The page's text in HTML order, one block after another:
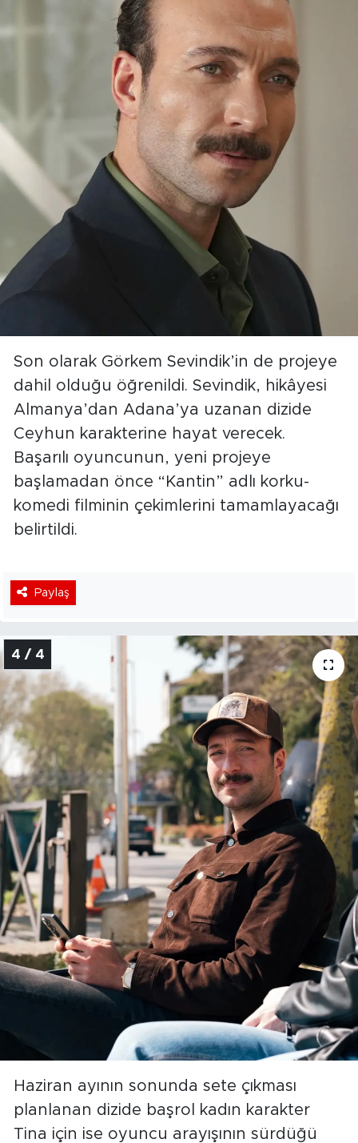
Son olarak Görkem Sevindik’in de projeye
dahil olduğu öğrenildi. Sevindik, hikâyesi
Almanya’dan Adana’ya uzanan dizide
Ceyhun karakterine hayat verecek.
Başarılı oyuncunun, yeni projeye
başlamadan önce “Kantin” adlı korku-
komedi filminin çekimlerini tamamlayacağı
belirtildi.
Paylaş
4 / 4
Haziran ayının sonunda sete çıkması
planlanan dizide başrol kadın karakter
Tina için ise oyuncu arayışının sürdüğü